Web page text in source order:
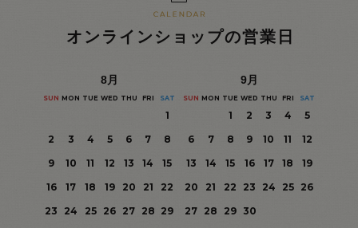
オンラインショップの営業日
8月
SUN MON TUE WED THU FRI SAT
1
2
3 4 5 6 7
8
9
10 11 12 13 14
15
16
17 18 19 20 21
22
23
24 25 26 27 28 29
9月
SUN MON TUE WED THU FRI SAT
1 2 3 4
5
6
7 8 9 10 11
12
13
14 15 16 17 18
19
20
21 22 23 24 25
26
27 28 29 30